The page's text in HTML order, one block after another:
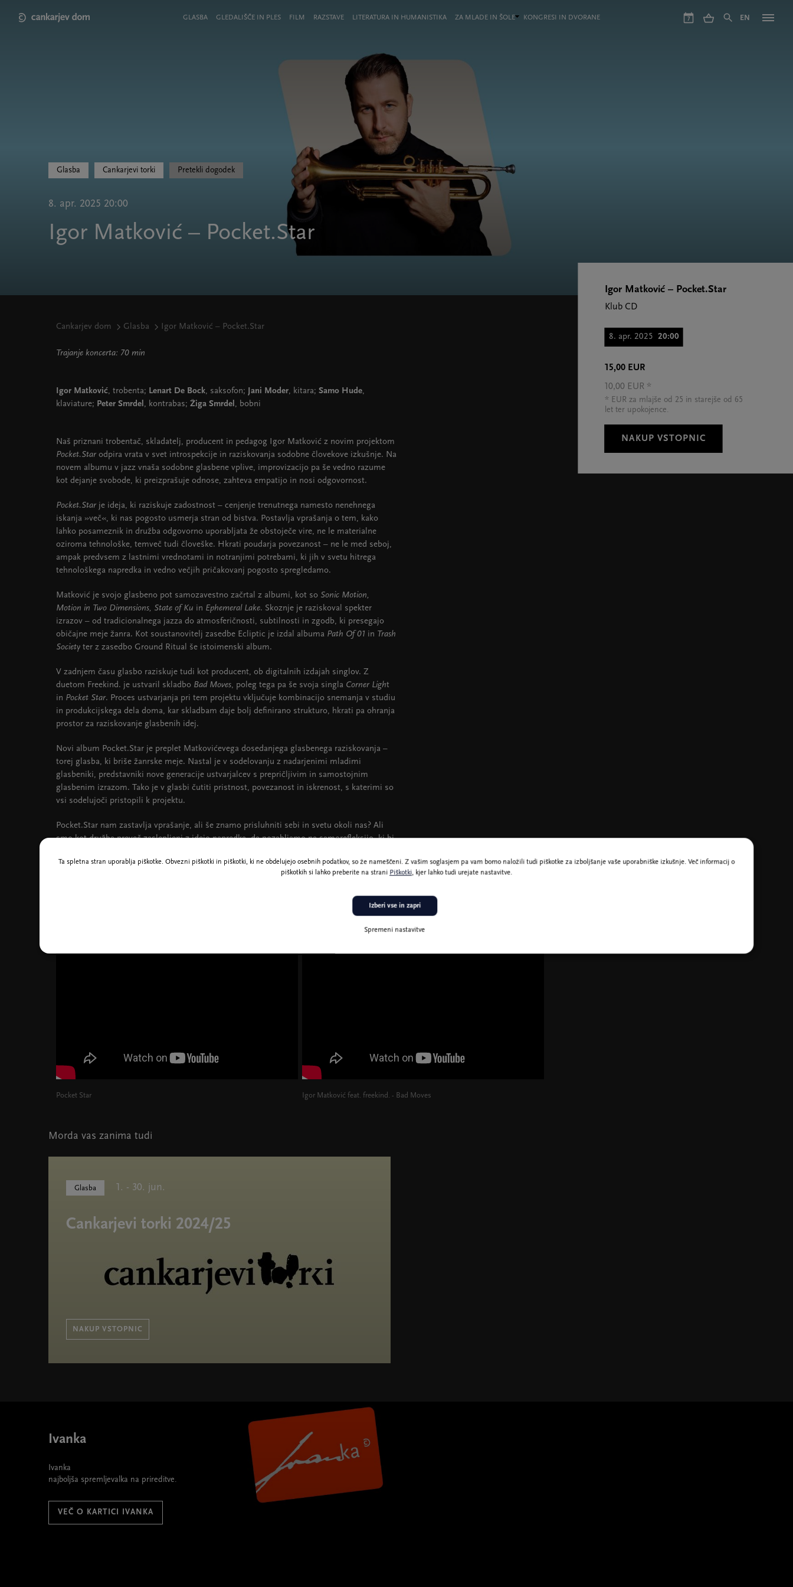
main
MeniGLASBA GLEDALIŠČE IN PLES FILM RAZSTAVE LITERATURA IN HUMANISTIKA ZA MLADE IN ŠOLE KONGRESI IN DVORANE 7 EN
Glasba Cankarjevi torki Pretekli dogodek
8. apr. 2025 20:00
Igor Matković – Pocket.Star
Cankarjev dom Glasba Igor Matković – Pocket.Star
Trajanje koncerta: 70 min
Igor Matković, trobenta; Lenart De Bock, saksofon; Jani Moder, kitara; Samo Hude,
klaviature; Peter Smrdel, kontrabas; Žiga Smrdel, bobni
Naš priznani trobentač, skladatelj, producent in pedagog Igor Matković z novim projektom
Pocket.Starodpira vrata v svet introspekcije in raziskovanja sodobne človekove izkušnje. Na
novem albumu v jazz vnaša sodobne glasbene vplive, improvizacijo pa še vedno razume
kot dejanje svobode, ki preizprašuje odnose, zahteva empatijo in nosi odgovornost.
Pocket.Starje ideja, ki raziskuje zadostnost – cenjenje trenutnega namesto nenehnega
iskanja »več«, ki nas pogosto usmerja stran od bistva. Postavlja vprašanja o tem, kako
lahko posameznik in družba odgovorno uporabljata že obstoječe vire, ne le materialne
oziroma tehnološke, temveč tudi človeške. Hkrati poudarja povezanost – ne le med seboj,
ampak predvsem z lastnimi vrednotami in notranjimi potrebami, ki jih v svetu hitrega
tehnološkega napredka in vedno večjih pričakovanj pogosto spregledamo.
Matković je svojo glasbeno pot samozavestno začrtal z albumi, kot so Sonic Motion,
Motion in Two Dimensions, State of Ku in Ephemeral Lake. Skoznje je raziskoval spekter
izrazov – od tradicionalnega jazza do atmosferičnosti, subtilnosti in zgodb, ki presegajo
običajne meje žanra. Kot soustanovitelj zasedbe Ecliptic je izdal albuma Path Of 01 in Trash
Society ter z zasedbo Ground Ritual še istoimenski album.
V zadnjem času glasbo raziskuje tudi kot producent, ob digitalnih izdajah singlov. Z
duetom Freekind. je ustvaril skladbo Bad Moves, poleg tega pa še svoja singla Corner Light
in Pocket Star. Proces ustvarjanja pri tem projektu vključuje kombinacijo snemanja v studiu
in produkcijskega dela doma, kar skladbam daje bolj definirano strukturo, hkrati pa ohranja
prostor za raziskovanje glasbenih idej.
Novi album Pocket.Star je preplet Matkovićevega dosedanjega glasbenega raziskovanja –
torej glasba, ki briše žanrske meje. Nastal je v sodelovanju z nadarjenimi mladimi
glasbeniki, predstavniki nove generacije ustvarjalcev s prepričljivim in samostojnim
glasbenim izrazom. Tako je v glasbi čutiti pristnost, povezanost in iskrenost, s katerimi so
vsi sodelujoči pristopili k projektu.
Pocket.Star nam zastavlja vprašanje, ali še znamo prisluhniti sebi in svetu okoli nas? Ali
smo kot družba preveč zaslepljeni z idejo napredka, da pozabljamo na samorefleksijo, ki bi
roke.
Igor Matković – Pocket.Star
Klub CD
8. apr. 2025 20:00
15,00 EUR
10,00 EUR *
* EUR za mlajše od 25 in starejše od 65
let ter upokojence.
NAKUP VSTOPNIC
Pocket Star Igor Matković feat. freekind. - Bad Moves
Morda vas zanima tudi
Glasba 1. - 30. jun.
Cankarjevi torki 2024/25
NAKUP VSTOPNIC
Ivanka
Ivanka
najboljša spremljevalka na prireditve.
VEČ O KARTICI IVANKA
Ta spletna stran uporablja piškotke. Obvezni piškotki in piškotki, ki ne obdelujejo osebnih podatkov, so že nameščeni. Z vašim soglasjem pa vam bomo naložili tudi piškotke za izboljšanje vaše uporabniške izkušnje. Več informacij o
piškotkih si lahko preberite na strani Piškotki, kjer lahko tudi urejate nastavitve.
Spremeni nastavitve
Izberi vse in zapri